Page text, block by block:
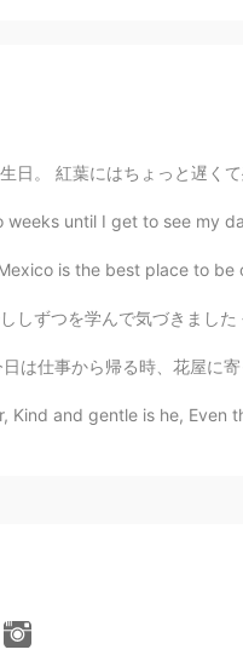
くて残念たげとまだまだ綺麗だった！ 日本で留学して
weeks until I get to see my
is the best place to be
した 今日、私はすべての日本語で記事を読みできて
時、花屋に寄って花束を買いました。自分
Kind and gentle is he, Even